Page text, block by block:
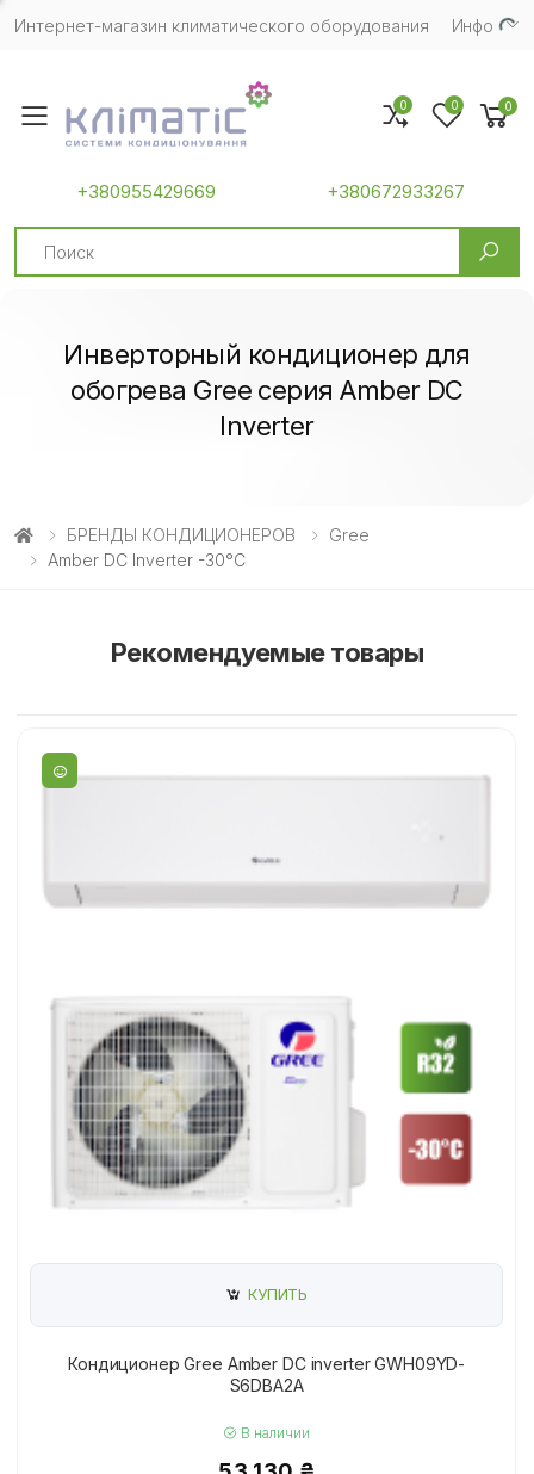
Интернет-магазин климатического оборудования Инфо
Toggle mobile menu
+380955429669 +380672933267
Search
0 0 0
Инверторный кондиционер для
обогрева Gree серия Amber DC
Inverter
БРЕНДЫ КОНДИЦИОНЕРОВ
Gree
Amber DC Inverter -30°C
Рекомендуемые товары
КУПИТЬ
Кондиционер Gree Amber DC inverter GWH09YD-
S6DBA2A
В наличии